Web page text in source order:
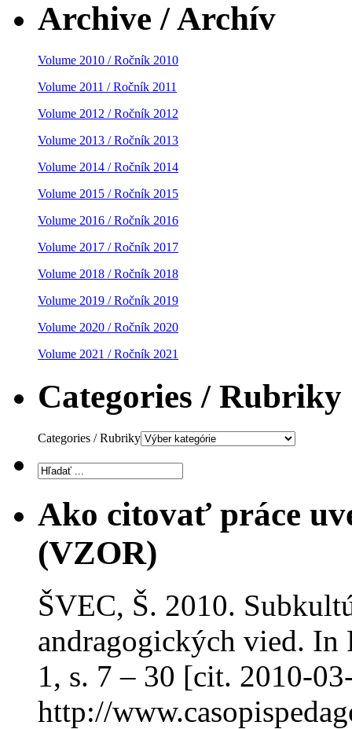
Archive / Archív
Volume 2010 / Ročník 2010
Volume 2011 / Ročník 2011
Volume 2012 / Ročník 2012
Volume 2013 / Ročník 2013
Volume 2014 / Ročník 2014
Volume 2015 / Ročník 2015
Volume 2016 / Ročník 2016
Volume 2017 / Ročník 2017
Volume 2018 / Ročník 2018
Volume 2019 / Ročník 2019
Volume 2020 / Ročník 2020
Volume 2021 / Ročník 2021
Categories / Rubriky
Categories / Rubriky
Ako citovať práce
(VZOR)
ŠVEC, Š. 2010.
andragogických vied. In
1, s. 7 – 30 [cit. 2010-
http://